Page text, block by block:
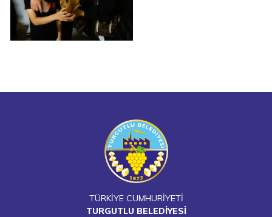
TÜRKİYE CUMHURİYETİ
TURGUTLU BELEDİYESİ